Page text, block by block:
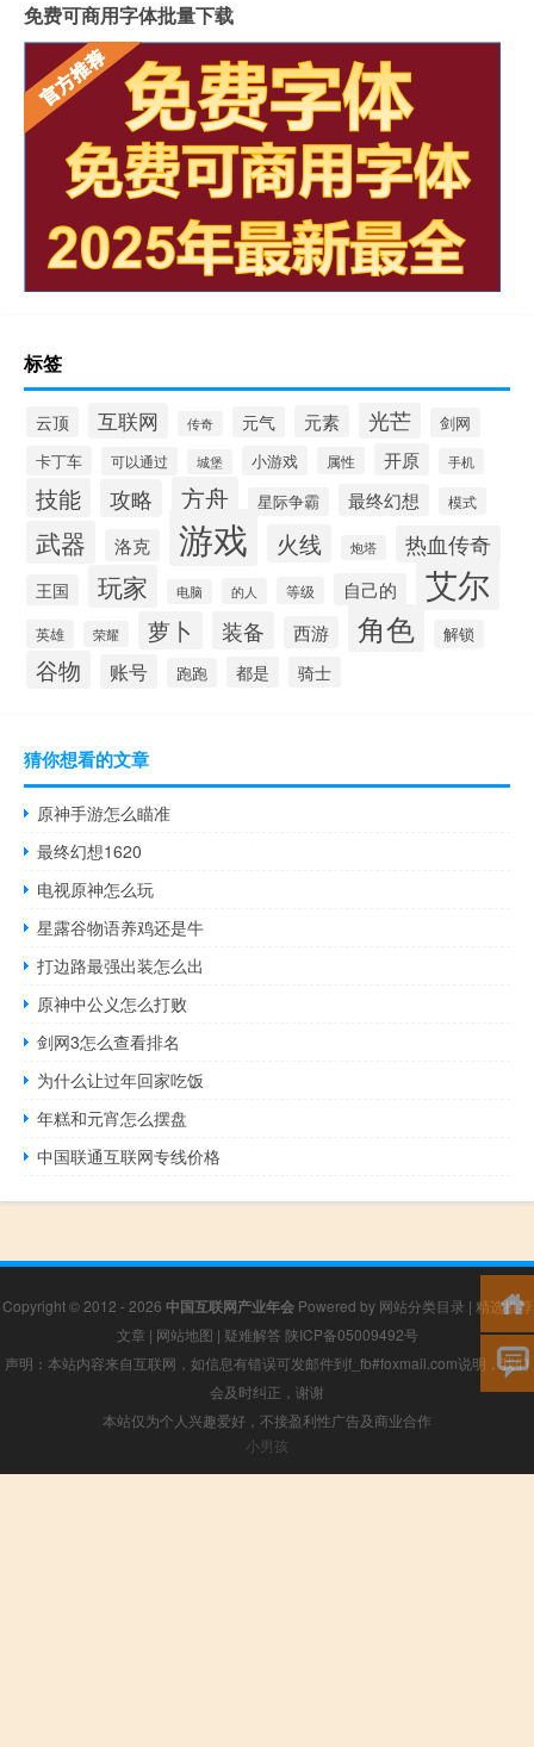
免费可商用字体批量下载
标签
云顶 互联网 传奇 元气 元素 光芒
剑网
卡丁车
可以通过 城堡 小游戏 属性 开原 手机
技能 攻略 方舟 星际争霸 最终幻想 模式
武器 洛克 游戏 火线 炮塔 热血传奇
王国 玩家 电脑 的人 等级 自己的 艾尔
英雄 荣耀 萝卜 装备 西游 角色 解锁
谷物 账号 跑跑 都是 骑士
猜你想看的文章
原神手游怎么瞄准
最终幻想1620
电视原神怎么玩
星露谷物语养鸡还是牛
打边路最强出装怎么出
原神中公义怎么打败
剑网3怎么查看排名
为什么让过年回家吃饭
年糕和元宵怎么摆盘
中国联通互联网专线价格
Copyright © 2012 - 2026 中国互联网产业年会Powered by 网站分类目录 | 精选推荐
文章 | 网站地图 | 疑难解答 陕ICP备05009492号
声明：本站内容来自互联网，如信息有错误可发邮件到f_fb#foxmail.com说明，我们
会及时纠正，谢谢
本站仅为个人兴趣爱好，不接盈利性广告及商业合作
小男孩